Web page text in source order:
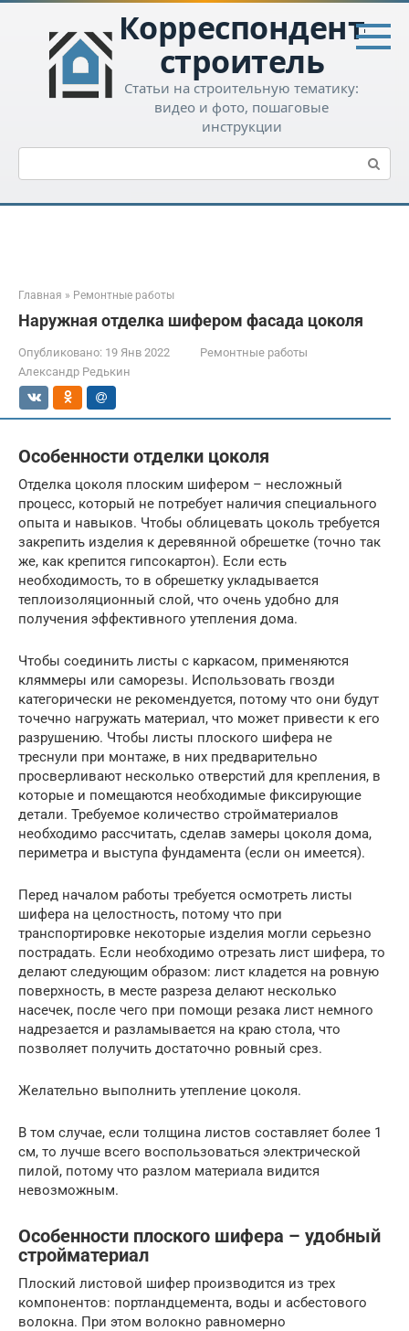
Перейти
контенту
Корреспондент-
строитель
Статьи на строительную тематику:
видео и фото, пошаговые
инструкции
Поиск:
Главная » Ремонтные работы
Наружная отделка шифером фасада цоколя
Опубликовано: 19 Янв 2022
Ремонтные работы
Александр Редькин
Особенности отделки цоколя
Отделка цоколя плоским шифером – несложный
процесс, который не потребует наличия специального
опыта и навыков. Чтобы облицевать цоколь требуется
закрепить изделия к деревянной обрешетке (точно так
же, как крепится гипсокартон). Если есть
необходимость, то в обрешетку укладывается
теплоизоляционный слой, что очень удобно для
получения эффективного утепления дома.
Чтобы соединить листы с каркасом, применяются
кляммеры или саморезы. Использовать гвозди
категорически не рекомендуется, потому что они будут
точечно нагружать материал, что может привести к его
разрушению. Чтобы листы плоского шифера не
треснули при монтаже, в них предварительно
просверливают несколько отверстий для крепления, в
которые и помещаются необходимые фиксирующие
детали. Требуемое количество стройматериалов
необходимо рассчитать, сделав замеры цоколя дома,
периметра и выступа фундамента (если он имеется).
Перед началом работы требуется осмотреть листы
шифера на целостность, потому что при
транспортировке некоторые изделия могли серьезно
пострадать. Если необходимо отрезать лист шифера, то
делают следующим образом: лист кладется на ровную
поверхность, в месте разреза делают несколько
насечек, после чего при помощи резака лист немного
надрезается и разламывается на краю стола, что
позволяет получить достаточно ровный срез.
Желательно выполнить утепление цоколя.
В том случае, если толщина листов составляет более 1
см, то лучше всего воспользоваться электрической
пилой, потому что разлом материала видится
невозможным.
Особенности плоского шифера – удобный
стройматериал
Плоский листовой шифер производится из трех
компонентов: портландцемента, воды и асбестового
волокна. При этом волокно равномерно